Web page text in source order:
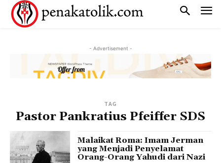
- Advertisement -
TAG
Pastor Pankratius Pfeiffer SDS
Malaikat Roma: Imam Jerman
yang Menjadi Penyelamat
Orang-Orang Yahudi dari Nazi